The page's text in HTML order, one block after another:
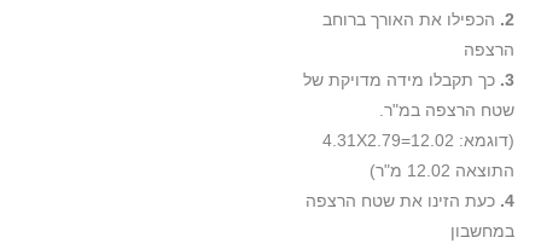
2. הכפילו את האורך ברוחב
הרצפה
3. כך תקבלו מידה מדויקת של
שטח הרצפה במ"ר.
(דוגמא: 4.31X2.79=12.02
התוצאה 12.02 מ"ר)
4. כעת הזינו את שטח הרצפה
במחשבון